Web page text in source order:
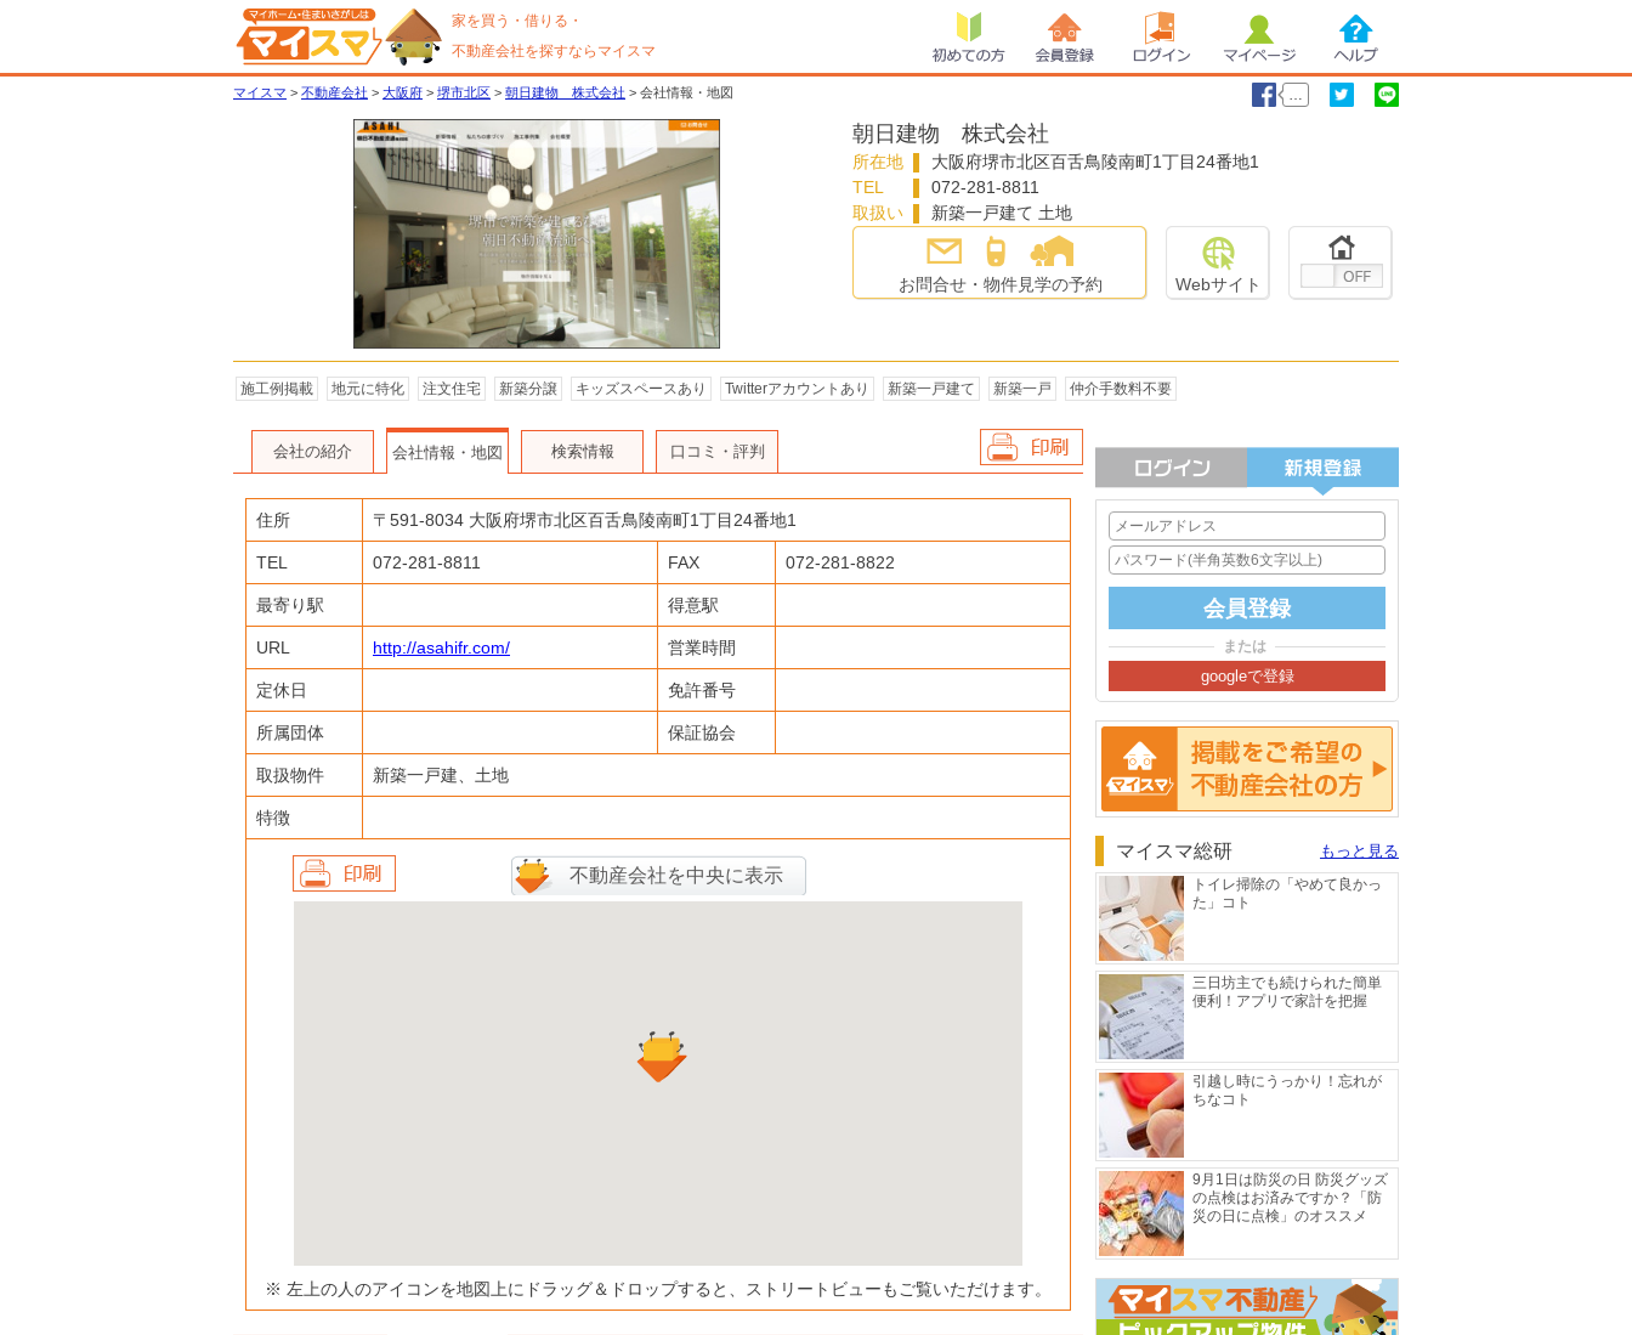
家を買う・借りる・
不動産会社を探すならマイスマ
ヘルプ
マイページ
ログイン
会員登録
初めての方
マイスマ > 不動産会社 > 大阪府 > 堺市北区 > 朝日建物 株式会社 > 会社情報・地図
いいね！
…
朝日建物 株式会社
所在地 大阪府堺市北区百舌鳥陵南町1丁目24番地1
TEL
072-281-8811
取扱い
新築一戸建て 土地
お問合せ・物件見学の予約 Webサイト
施工例掲載 地元に特化 注文住宅 新築分譲 キッズスペースあり Twitterアカウントあり 新築一戸建て 新築一戸 仲介手数料不要
会社の紹介 会社情報・地図 検索情報 口コミ・評判
会社情報を印
住所 〒 591-8034 大阪府堺市北区百舌鳥陵南町1丁目24番地1
TEL 072-281-8811 FAX 072-281-8822
最寄り駅 得意駅
URL http://asahifr.com/ 営業時間
定休日 免許番号
所属団体 保証協会
取扱物件 新築一戸建、土地
特徴
印刷
不動産会社を中央に表示
※ 左上の人のアイコンを地図上にドラッグ＆ドロップすると、ストリートビューもご覧いただけます。
または
掲載をご希望の方へ
マイスマ総研 もっと見る
トイレ掃除の「やめて良かっ
た」コト
三日坊主でも続けられた簡単
便利！アプリで家計を把握
引越し時にうっかり！忘れが
ちなコト
9月1日は防災の日 防災グッズ
の点検はお済みですか？「防
災の日に点検」のオススメ